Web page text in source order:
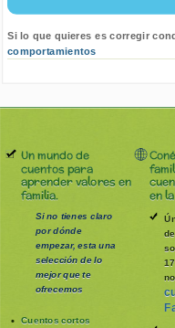
Si lo que quieres es corregir
comportamientos
Un mundo de
cuentos para
aprender valores en
familia.
Si no tienes claro
por dónde
empezar, esta una
selección de lo
mejor que te
ofrecemos
Cuentos cortos
en